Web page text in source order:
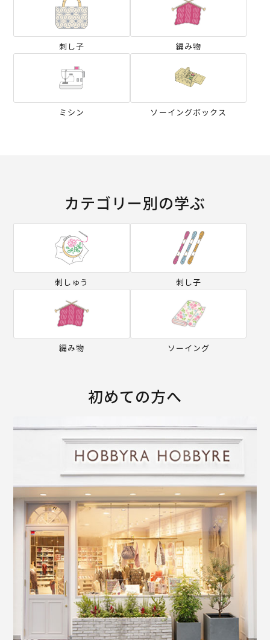
刺し子 編み物
ミシン ソーイングボックス
カテゴリー別の学ぶ
刺しゅう 刺し子
編み物 ソーイング
初めての方へ